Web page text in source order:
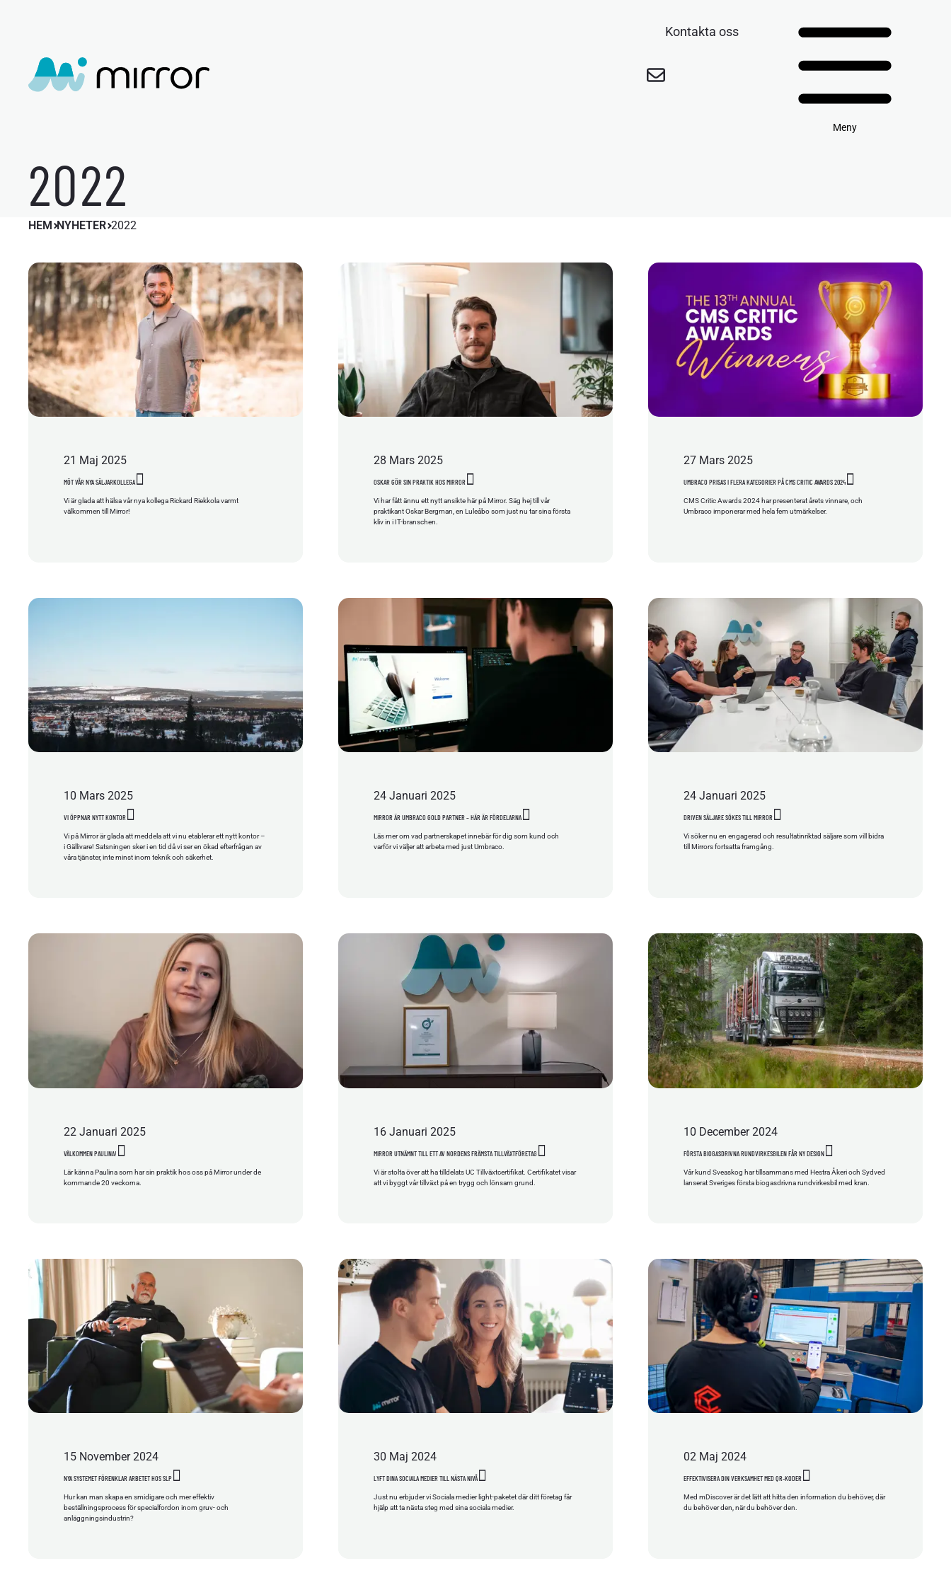
Kontakta oss
Meny
2022
HEM NYHETER 2022
MÖT VÅR NYA SÄLJARKOLLEGA
21 Maj 2025
Vi är glada att hälsa vår nya kollega Rickard Riekkola varmt
välkommen till Mirror!
OSKAR GÖR SIN PRAKTIK HOS MIRROR
28 Mars 2025
Vi har fått ännu ett nytt ansikte här på Mirror. Säg hej till vår
praktikant Oskar Bergman, en Luleåbo som just nu tar sina första
kliv in i IT-branschen.
UMBRACO PRISAS I FLERA KATEGORIER PÅ CMS CRITIC AWARDS 2024
27 Mars 2025
CMS Critic Awards 2024 har presenterat årets vinnare, och
Umbraco imponerar med hela fem utmärkelser.
VI ÖPPNAR NYTT KONTOR
10 Mars 2025
Vi på Mirror är glada att meddela att vi nu etablerar ett nytt kontor –
i Gällivare! Satsningen sker i en tid då vi ser en ökad efterfrågan av
våra tjänster, inte minst inom teknik och säkerhet.
MIRROR ÄR UMBRACO GOLD PARTNER – HÄR ÄR FÖRDELARNA
24 Januari 2025
Läs mer om vad partnerskapet innebär för dig som kund och
varför vi väljer att arbeta med just Umbraco.
DRIVEN SÄLJARE SÖKES TILL MIRROR
24 Januari 2025
Vi söker nu en engagerad och resultatinriktad säljare som vill bidra
till Mirrors fortsatta framgång.
VÄLKOMMEN PAULINA!
22 Januari 2025
Lär känna Paulina som har sin praktik hos oss på Mirror under de
kommande 20 veckorna.
MIRROR UTNÄMNT TILL ETT AV NORDENS FRÄMSTA TILLVÄXTFÖRETAG
16 Januari 2025
Vi är stolta över att ha tilldelats UC Tillväxtcertifikat. Certifikatet visar
att vi byggt vår tillväxt på en trygg och lönsam grund.
FÖRSTA BIOGASDRIVNA RUNDVIRKESBILEN FÅR NY DESIGN
10 December 2024
Vår kund Sveaskog har tillsammans med Hestra Åkeri och Sydved
lanserat Sveriges första biogasdrivna rundvirkesbil med kran.
NYA SYSTEMET FÖRENKLAR ARBETET HOS SLP
15 November 2024
Hur kan man skapa en smidigare och mer effektiv
beställningsprocess för specialfordon inom gruv- och
anläggningsindustrin?
LYFT DINA SOCIALA MEDIER TILL NÄSTA NIVÅ
30 Maj 2024
Just nu erbjuder vi Sociala medier light-paketet där ditt företag får
hjälp att ta nästa steg med sina sociala medier.
EFFEKTIVISERA DIN VERKSAMHET MED QR-KODER
02 Maj 2024
Med mDiscover är det lätt att hitta den information du behöver, där
du behöver den, när du behöver den.